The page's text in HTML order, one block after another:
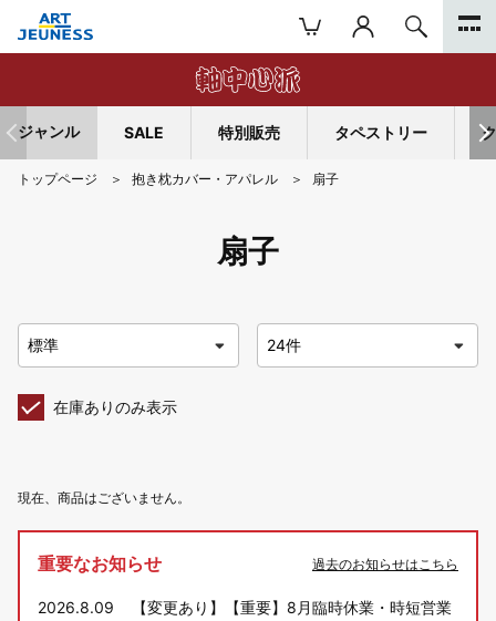
ジャンル SALE 特別販売 タペストリー
トップページ 抱き枕カバー・アパレル 扇子
扇子
在庫ありのみ表示
現在、商品はございません。
重要なお知らせ 過去のお知らせはこちら
2026.8.09
【変更あり】【重要】8月臨時休業・時短営業